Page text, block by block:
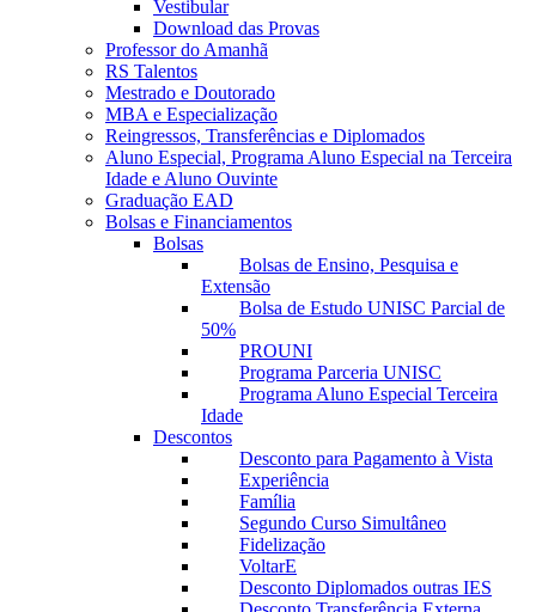
Vestibular
Download das Provas
Professor do Amanhã
RS Talentos
Mestrado e Doutorado
MBA e Especialização
Reingressos, Transferências e Diplomados
Aluno Especial, Programa Aluno Especial na Terceira
Idade e Aluno Ouvinte
Graduação EAD
Bolsas e Financiamentos
Bolsas
Bolsas de Ensino, Pesquisa e
Extensão
Bolsa de Estudo UNISC Parcial de
50%
PROUNI
Programa Parceria UNISC
Programa Aluno Especial Terceira
Idade
Descontos
Desconto para Pagamento à Vista
Experiência
Família
Segundo Curso Simultâneo
Fidelização
VoltarE
Desconto Diplomados outras IES